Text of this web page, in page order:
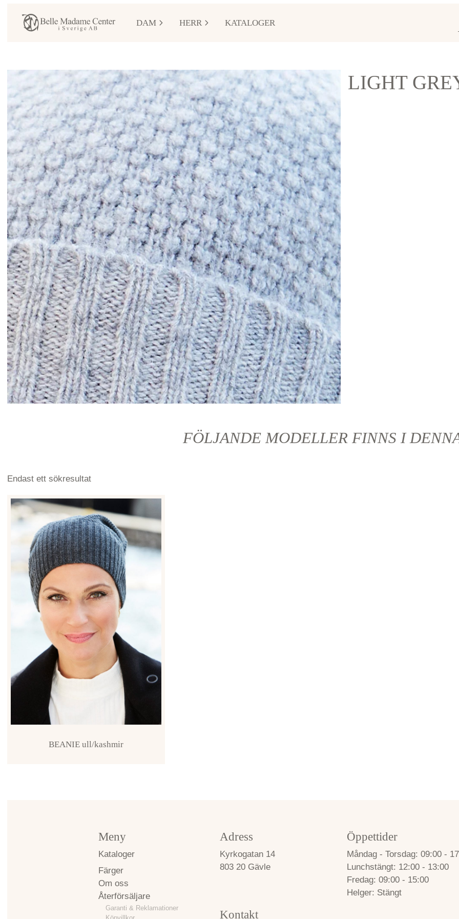
DAM HERR KATALOGER
LIGHT
FÖLJANDE MODELLER FINNS I
Endast ett sökresultat
BEANIE ull/kashmir
Meny
Kataloger
Färger
Om oss
Återförsäljare
Garanti & Reklamationer
Adress
Kyrkogatan 14
803 20 Gävle
Öppettider
Måndag - Torsdag 09:00 -
Lunchstängt
12:00 - 13:00
Fredag 09:00 - 15:00
Helger
Stängt
Kontakt